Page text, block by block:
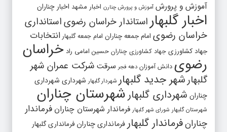
آموزش و پرورش آموزش و پرورش چنارن اخبار مشهد اخبار چناران
اخبار گلبهار استاندار خراسان رضویاستانداری
خراسان رضوی امام جمعه چناران امام جمعه گلبهار انتخابات
جهاد کشاورزی جهاد کشاورزی چناران حسین امامی راد خراسان
رضوی دانش آموزان دهه فجر سرقت شرکت عمران شهر
گلبهارشهر جدید گلبهار شهردار گلبهار شهرداری شهرداری
چناران شهرداری گلبهار شهرستان چناران
شهرستان گلبهار شورای شهر گلبهار فرماندار شهرستان چناران فرماندار
چنارانفرماندار گلبهار فرمانداری چناران فرمانداری گلبهار